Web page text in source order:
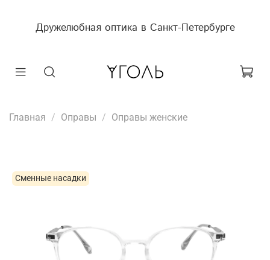
Дружелюбная оптика в Санкт-Петербурге
Главная Оправы Оправы женские
Сменные насадки